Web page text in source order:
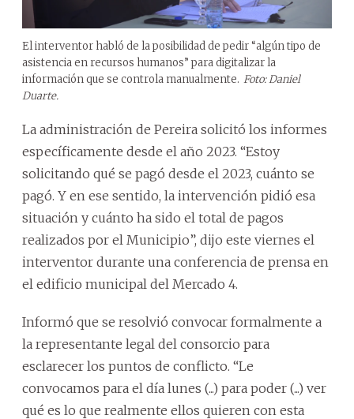
El interventor habló de la posibilidad de pedir “algún tipo de
asistencia en recursos humanos” para digitalizar la
información que se controla manualmente. Foto: Daniel
Duarte.
La administración de Pereira solicitó los informes
específicamente desde el año 2023. “Estoy
solicitando qué se pagó desde el 2023, cuánto se
pagó. Y en ese sentido, la intervención pidió esa
situación y cuánto ha sido el total de pagos
realizados por el Municipio”, dijo este viernes el
interventor durante una conferencia de prensa en
el edificio municipal del Mercado 4.
Informó que se resolvió convocar formalmente a
la representante legal del consorcio para
esclarecer los puntos de conflicto. “Le
convocamos para el día lunes (...) para poder (...) ver
qué es lo que realmente ellos quieren con esta